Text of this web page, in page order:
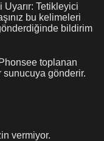
Tetikleyici
bu kelimeleri
bildirim
toplanan
sunucuya gönderir.
vermiyor.